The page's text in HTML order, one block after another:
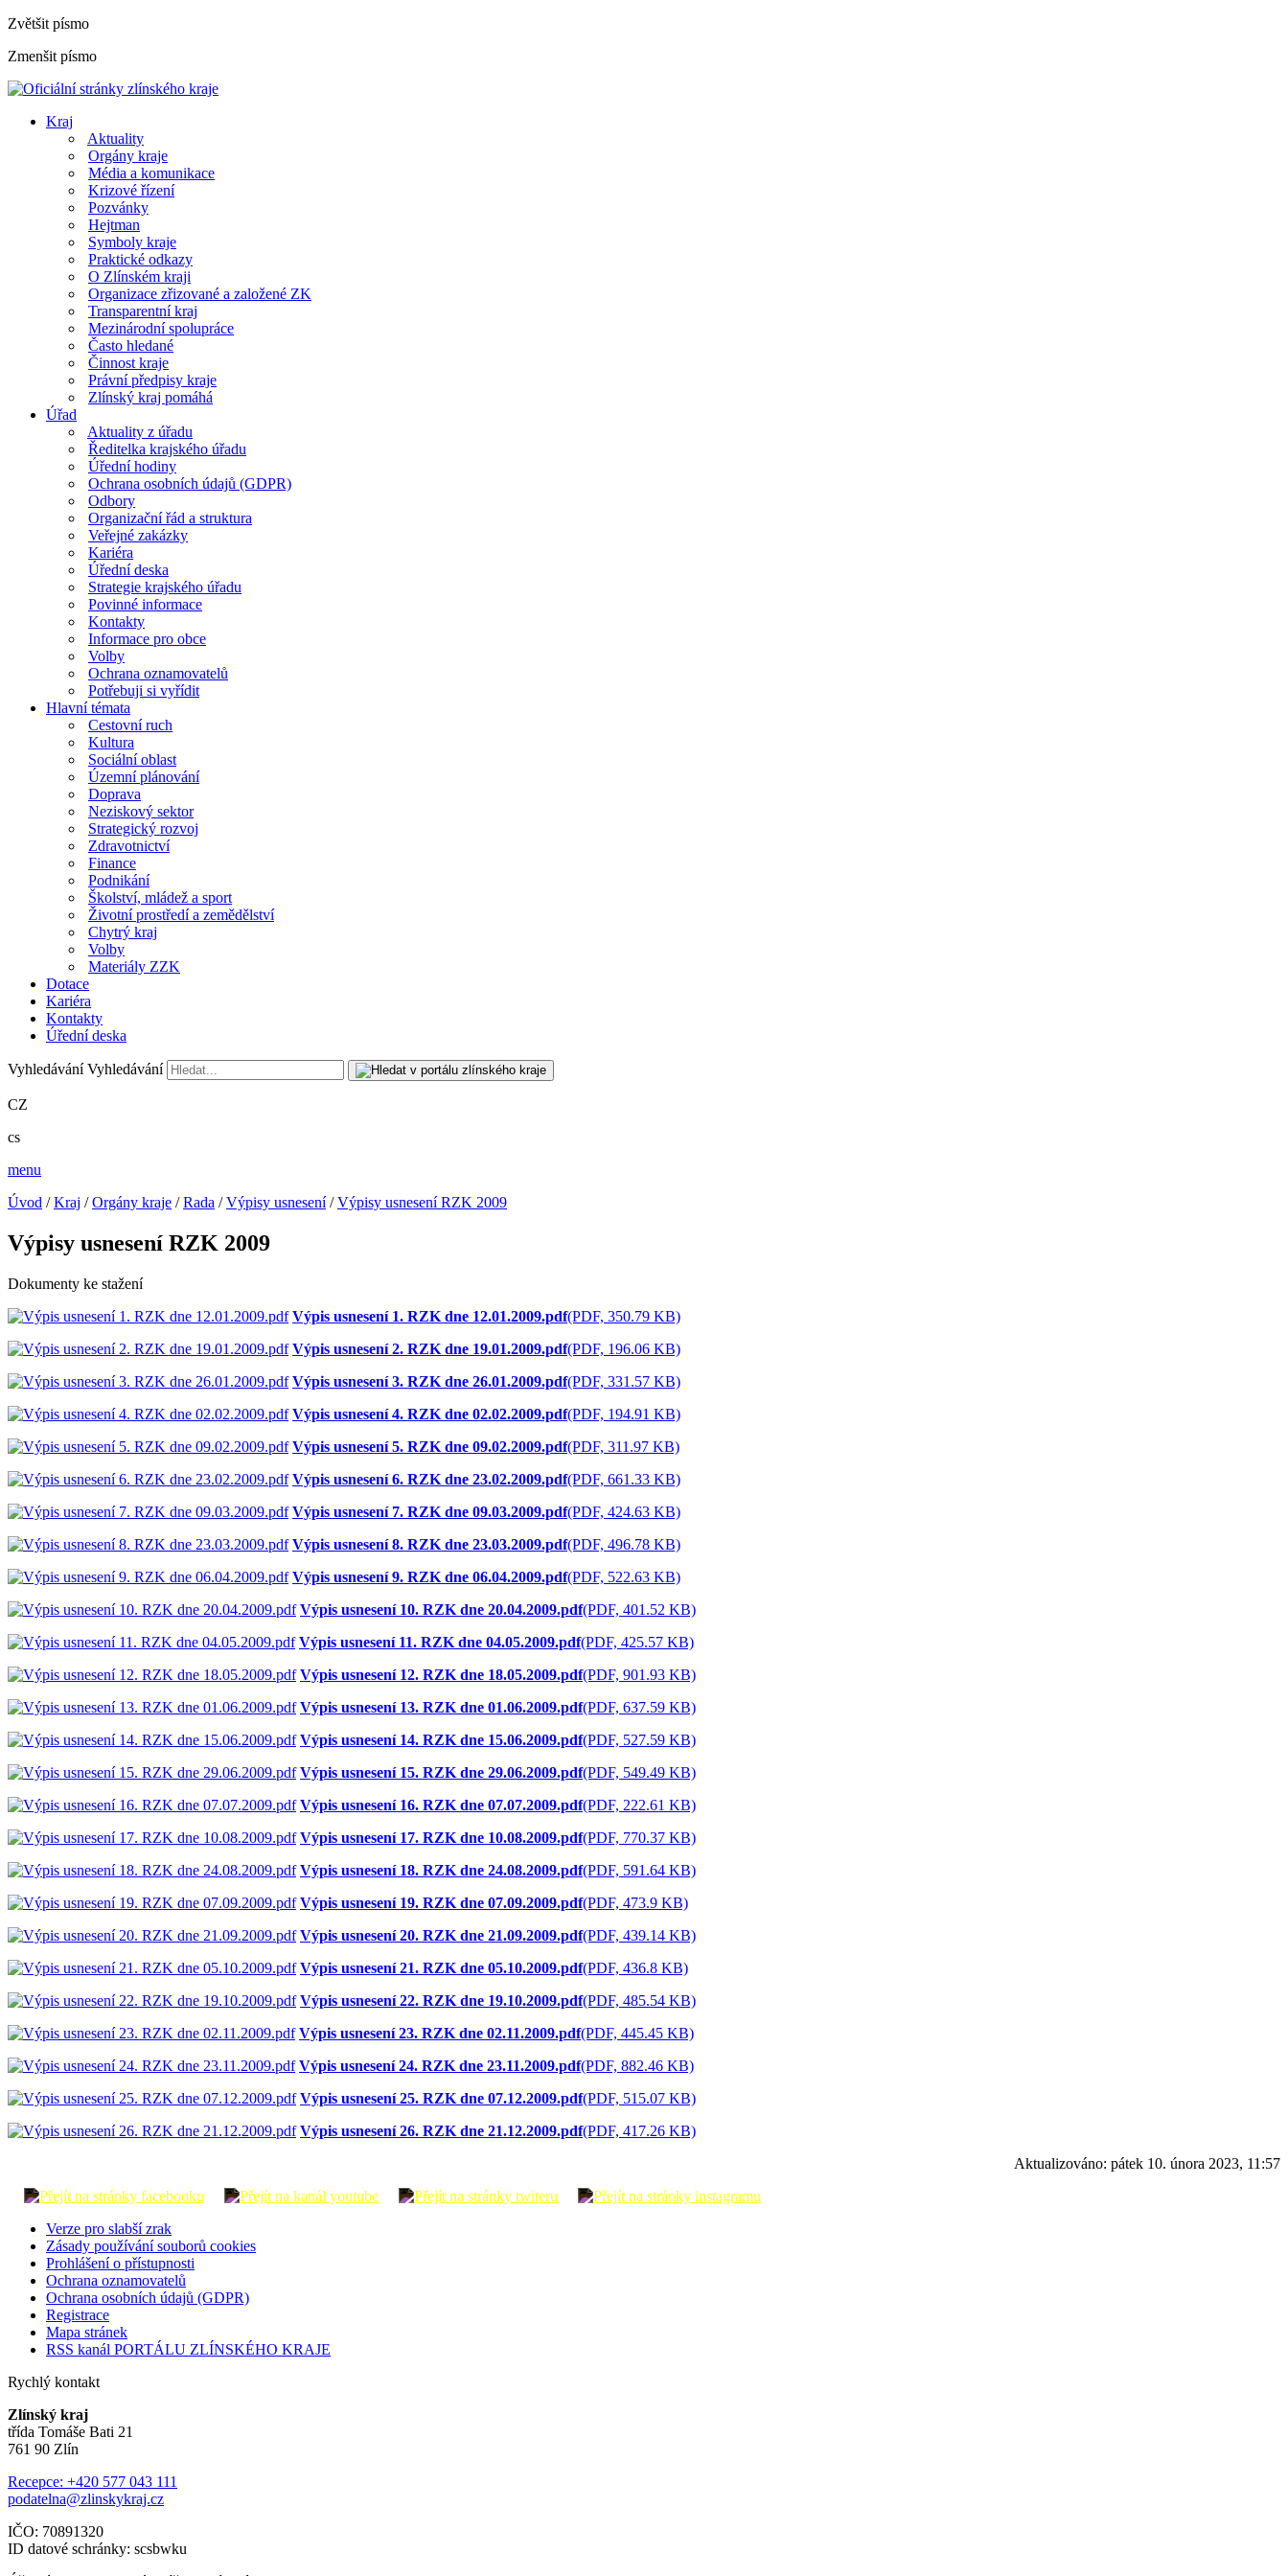
Zvětšit písmo
Zmenšit písmo
Kraj
Aktuality
Orgány kraje
Média a komunikace
Krizové řízení
Pozvánky
Hejtman
Symboly kraje
Praktické odkazy
O Zlínském kraji
Organizace zřizované a založené ZK
Transparentní kraj
Mezinárodní spolupráce
Často hledané
Činnost kraje
Právní předpisy kraje
Zlínský kraj pomáhá
Úřad
Aktuality z úřadu
Ředitelka krajského úřadu
Úřední hodiny
Ochrana osobních údajů (GDPR)
Odbory
Organizační řád a struktura
Veřejné zakázky
Kariéra
Úřední deska
Strategie krajského úřadu
Povinné informace
Kontakty
Informace pro obce
Volby
Ochrana oznamovatelů
Potřebuji si vyřídit
Hlavní témata
Cestovní ruch
Kultura
Sociální oblast
Územní plánování
Doprava
Neziskový sektor
Strategický rozvoj
Zdravotnictví
Finance
Podnikání
Školství, mládež a sport
Životní prostředí a zemědělství
Chytrý kraj
Volby
Materiály ZZK
Dotace
Kariéra
Kontakty
Úřední deska
Vyhledávání Vyhledávání
CZ
cs
menu
Úvod /Kraj /Orgány kraje /Rada /Výpisy usnesení/Výpisy usnesení RZK 2009
Výpisy usnesení RZK 2009
Dokumenty ke stažení
Výpis usnesení 1. RZK dne 12.01.2009.pdf(PDF, 350.79 KB)
Výpis usnesení 2. RZK dne 19.01.2009.pdf(PDF, 196.06 KB)
Výpis usnesení 3. RZK dne 26.01.2009.pdf(PDF, 331.57 KB)
Výpis usnesení 4. RZK dne 02.02.2009.pdf(PDF, 194.91 KB)
Výpis usnesení 5. RZK dne 09.02.2009.pdf(PDF, 311.97 KB)
Výpis usnesení 6. RZK dne 23.02.2009.pdf(PDF, 661.33 KB)
Výpis usnesení 7. RZK dne 09.03.2009.pdf(PDF, 424.63 KB)
Výpis usnesení 8. RZK dne 23.03.2009.pdf(PDF, 496.78 KB)
Výpis usnesení 9. RZK dne 06.04.2009.pdf(PDF, 522.63 KB)
Výpis usnesení 10. RZK dne 20.04.2009.pdf(PDF, 401.52 KB)
Výpis usnesení 11. RZK dne 04.05.2009.pdf(PDF, 425.57 KB)
Výpis usnesení 12. RZK dne 18.05.2009.pdf(PDF, 901.93 KB)
Výpis usnesení 13. RZK dne 01.06.2009.pdf(PDF, 637.59 KB)
Výpis usnesení 14. RZK dne 15.06.2009.pdf(PDF, 527.59 KB)
Výpis usnesení 15. RZK dne 29.06.2009.pdf(PDF, 549.49 KB)
Výpis usnesení 16. RZK dne 07.07.2009.pdf(PDF, 222.61 KB)
Výpis usnesení 17. RZK dne 10.08.2009.pdf(PDF, 770.37 KB)
Výpis usnesení 18. RZK dne 24.08.2009.pdf(PDF, 591.64 KB)
Výpis usnesení 19. RZK dne 07.09.2009.pdf(PDF, 473.9 KB)
Výpis usnesení 20. RZK dne 21.09.2009.pdf(PDF, 439.14 KB)
Výpis usnesení 21. RZK dne 05.10.2009.pdf(PDF, 436.8 KB)
Výpis usnesení 22. RZK dne 19.10.2009.pdf(PDF, 485.54 KB)
Výpis usnesení 23. RZK dne 02.11.2009.pdf(PDF, 445.45 KB)
Výpis usnesení 24. RZK dne 23.11.2009.pdf(PDF, 882.46 KB)
Výpis usnesení 25. RZK dne 07.12.2009.pdf(PDF, 515.07 KB)
Výpis usnesení 26. RZK dne 21.12.2009.pdf(PDF, 417.26 KB)
Aktualizováno: pátek 10. února 2023, 11:57
Verze pro slabší zrak
Zásady používání souborů cookies
Prohlášení o přístupnosti
Ochrana oznamovatelů
Ochrana osobních údajů (GDPR)
Registrace
Mapa stránek
RSS kanál PORTÁLU ZLÍNSKÉHO KRAJE
Rychlý kontakt
Zlínský kraj
třída Tomáše Bati 21
761 90 Zlín
Recepce: +420 577 043 111
podatelna@zlinskykraj.cz
IČO: 70891320
ID datové schránky: scsbwku